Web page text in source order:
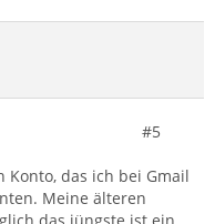
#5
Konto, das ich bei Gmail
Meine älteren